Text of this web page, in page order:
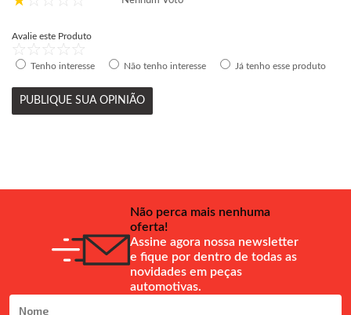
Avalie este Produto
Tenho interesse Não tenho interesse Já tenho esse produto
PUBLIQUE SUA OPINIÃO
Não perca mais nenhuma
oferta!
Assine agora nossa newsletter
e fique por dentro de todas as
novidades em peças
automotivas.